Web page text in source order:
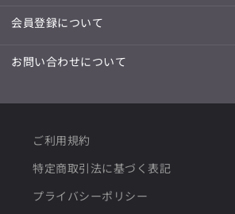
会員登録について
お問い合わせについて
ご利用規約
特定商取引法に基づく表記
プライバシーポリシー